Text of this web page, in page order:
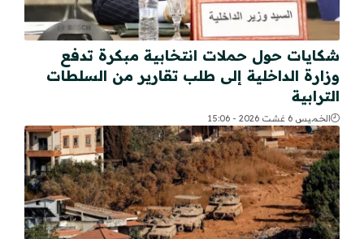
شكايات حول حملات انتخابية مبكرة تدفع
وزارة الداخلية إلى طلب تقارير من السلطات
الترابية
الخميس 6 غشت 2026 - 15:06